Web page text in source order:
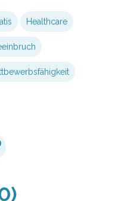
Healthcare